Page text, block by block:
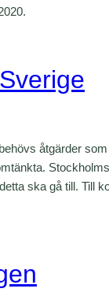
åtgärder
ska gå till. Till